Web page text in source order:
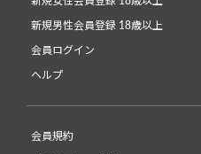
新規男性会員登録 18歳以上
会員ログイン
ヘルプ
会員規約